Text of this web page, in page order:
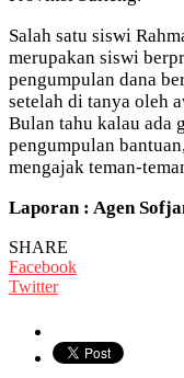
Salah satu siswi
merupakan siswi
pengumpulan dana
setelah di tanya oleh
Bulan tahu kalau ada
pengumpulan
mengajak teman-
Laporan : Agen
SHARE
Facebook
Twitter